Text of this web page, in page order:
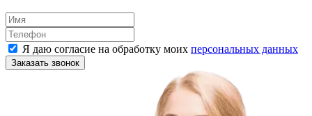
Я даю согласие на обработку моих персональных данных
Заказать звонок